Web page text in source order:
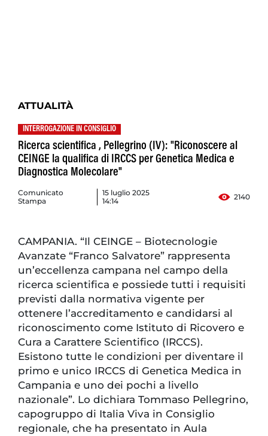
ATTUALITÀ
INTERROGAZIONE IN CONSIGLIO
Ricerca scientifica , Pellegrino (IV): "Riconoscere al
CEINGE la qualifica di IRCCS per Genetica Medica e
Diagnostica Molecolare"
Comunicato
Stampa
15 luglio 2025
14:14
2140
CAMPANIA. “Il CEINGE – Biotecnologie
Avanzate “Franco Salvatore” rappresenta
un’eccellenza campana nel campo della
ricerca scientifica e possiede tutti i requisiti
previsti dalla normativa vigente per
ottenere l’accreditamento e candidarsi al
riconoscimento come Istituto di Ricovero e
Cura a Carattere Scientifico (IRCCS).
Esistono tutte le condizioni per diventare il
primo e unico IRCCS di Genetica Medica in
Campania e uno dei pochi a livello
nazionale”. Lo dichiara Tommaso Pellegrino,
capogruppo di Italia Viva in Consiglio
regionale, che ha presentato in Aula